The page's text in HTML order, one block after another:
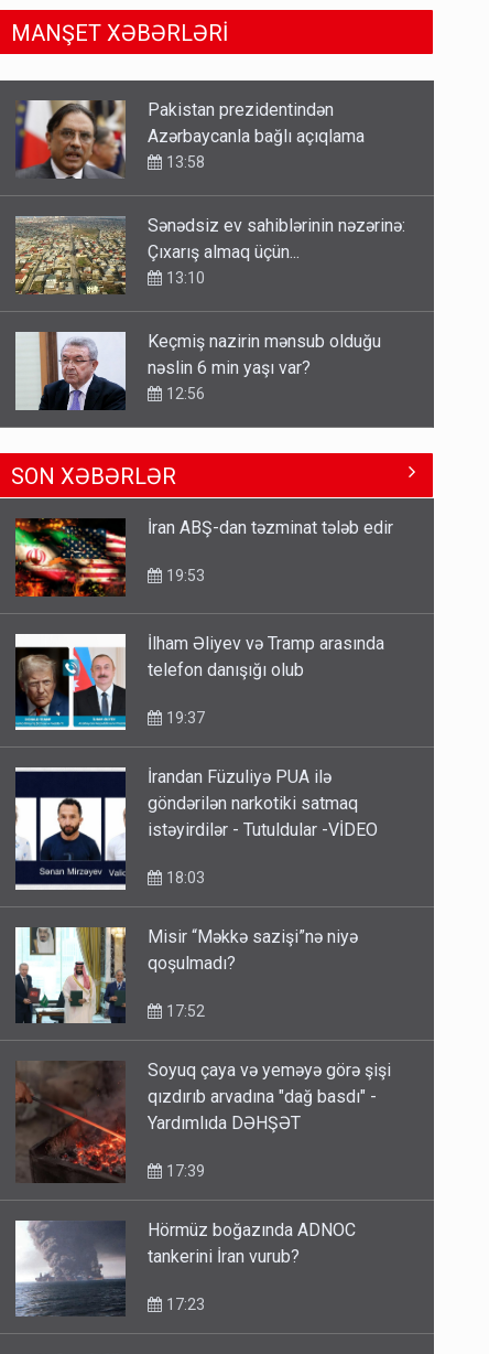
MANŞET XƏBƏRLƏRİ
Sənədsiz ev sahiblərinin nəzərinə:
Çıxarış almaq üçün...
13:10
Keçmiş nazirin mənsub olduğu
nəslin 6 min yaşı var?
12:56
Britaniya Səfirliyi Vaşinqton
razılaşmasının ildönümü ilə bağlı
bəyanat yaydı
Paşinyan Əliyevə zəng
etməsindən danışdı
16:18
sülhdə də qalib gəldi - Hikmət
Hacıyev
15:02
Pakistan prezidentindən
13:58
SON XƏBƏRLƏR
İlham Əliyev və Tramp arasında
İrandan Füzuliyə PUA ilə
göndərilən narkotiki satmaq
Misir “Məkkə sazişi”nə niyə
Soyuq çaya və yeməyə görə şişi
qızdırıb arvadına "dağ basdı" -
Hörmüz boğazında ADNOC